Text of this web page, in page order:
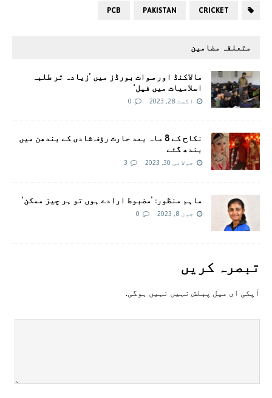
CRICKET
PAKISTAN
PCB
متعلقہ مضامین
مالاکنڈ اور سوات بورڈز میں ’زیادہ تر طلبہ
اسلامیات میں فیل‘
اگست 28, 2023 0
نکاح کے 8 ماہ بعد حارث رؤف شادی کے بندھن میں
بندھ گئے
جولائی 30, 2023 3
ماہم منظور: ’مضبوط ارادے ہوں تو ہر چیز ممکن‘
جون 8, 2023 0
تبصرہ کريں
آپکی ای ميل پبلش نہيں نہيں ہوگی.